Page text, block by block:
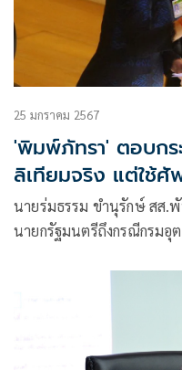
25 มกราคม 2567
'พิมพ์ภัทรา' ตอบกร
ลิเทียมจริง แต่ใช้ศั
พลาด
นายร่มธรรม ขำนุรักษ์ สส.
นายกรัฐมนตรีถึงกรณีกรมอุ
อันดับ 3 ของโลก เพื่อใช้ผ